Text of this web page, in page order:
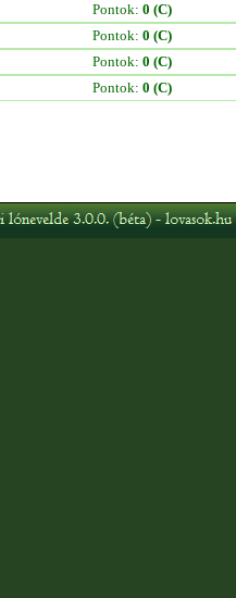
Pontok: 0 (C)
Pontok: 0 (C)
Pontok: 0 (C)
Pontok: 0 (C)